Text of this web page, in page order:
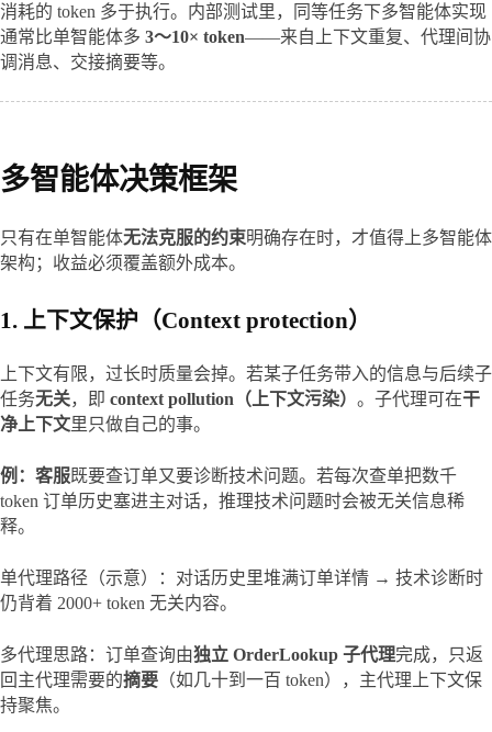
消耗的 token 多于执行。内部测试里，同等任务下多智能体实现
通常比单智能体多 3～10× token——来自上下文重复、代理间协
调消息、交接摘要等。
多智能体决策框架
只有在单智能体无法克服的约束明确存在时，才值得上多智能体
架构；收益必须覆盖额外成本。
1. 上下文保护（Context protection）
上下文有限，过长时质量会掉。若某子任务带入的信息与后续子
任务无关，即 context pollution（上下文污染） 。子代理可在干
净上下文里只做自己的事。
例：客服既要查订单又要诊断技术问题。若每次查单把数千
token 订单历史塞进主对话，推理技术问题时会被无关信息稀
释。
单代理路径（示意）：对话历史里堆满订单详情 → 技术诊断时
仍背着 2000+ token 无关内容。
多代理思路：订单查询由独立 OrderLookup 子代理完成，只返
回主代理需要的摘要 （如几十到一百 token），主代理上下文保
持聚焦。